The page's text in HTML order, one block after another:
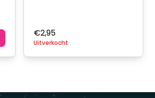
€2,95
Uitverkocht